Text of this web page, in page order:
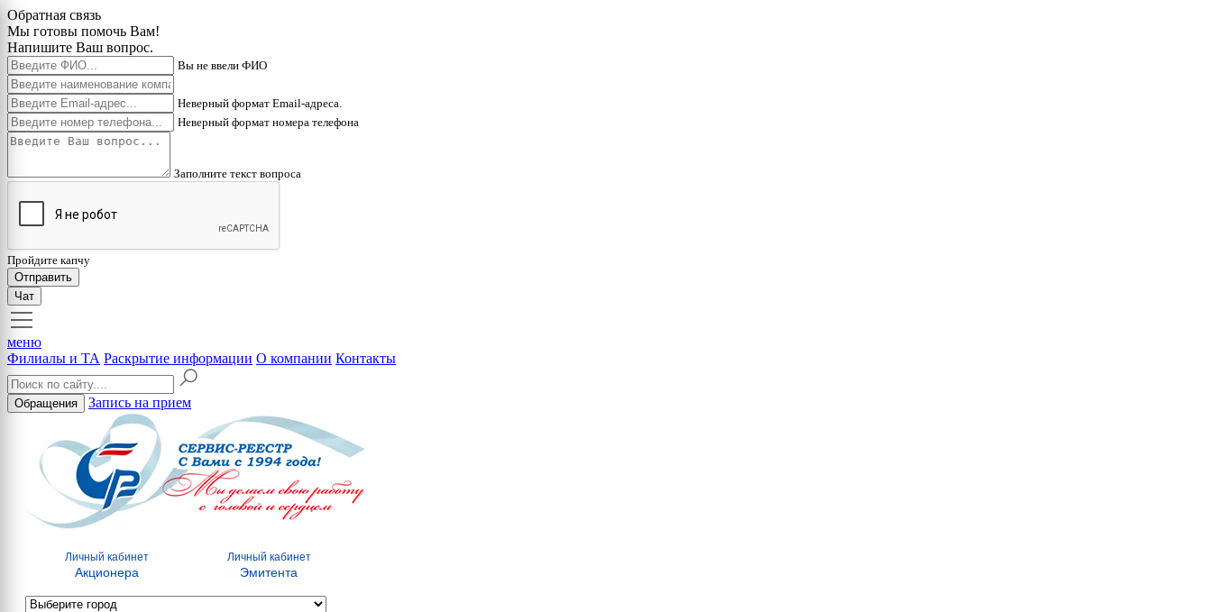
Обратная связь
Мы готовы помочь Вам!
Напишите Ваш вопрос.
Вы не ввели ФИО
Неверный формат Email-адреса.
Неверный формат номера телефона
Заполните текст вопроса
Пройдите капчу
Отправить
Чат
меню
Филиалы и ТА Раскрытие информации О компании Контакты
Обращения Запись на прием
Личный кабинет
Акционера
Личный кабинет
Эмитента